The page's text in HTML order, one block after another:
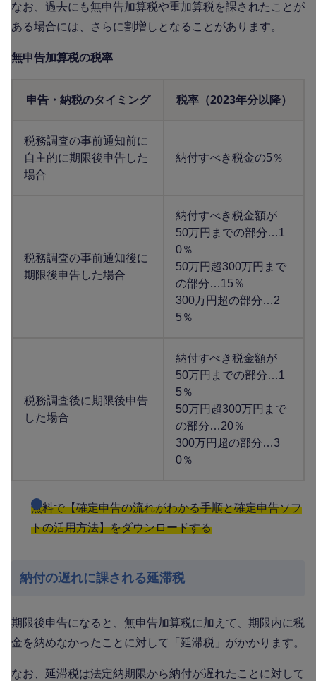
なお、過去にも無申告加算税や重加算税を課されたことが
ある場合には、さらに割増しとなることがあります。
無申告加算税の税率
申告・納税のタイミング 税率（2023年分以降）
税務調査の事前通知前に
自主的に期限後申告した
場合
納付すべき税金の5％
税務調査の事前通知後に
期限後申告した場合
納付すべき税金額が
50万円までの部分…1
0％
50万円超300万円まで
の部分…15％
300万円超の部分…2
5％
税務調査後に期限後申告
した場合
納付すべき税金額が
50万円までの部分…1
5％
50万円超300万円まで
の部分…20％
300万円超の部分…3
0％
無料で【確定申告の流れがわかる手順と確定申告ソフ
トの活用方法】をダウンロードする
納付の遅れに課される延滞税
期限後申告になると、無申告加算税に加えて、期限内に税
金を納めなかったことに対して「延滞税」がかかります。
なお、延滞税は法定納期限から納付が遅れたことに対して